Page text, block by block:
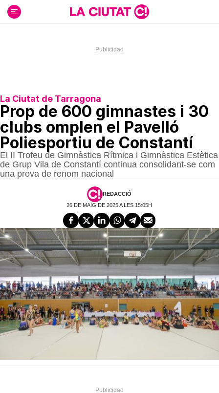
contenido
La Ciutat de Tarragona
Prop de 600 gimnastes i 30
clubs omplen el Pavelló
Poliesportiu de Constantí
El II Trofeu de Gimnàstica Rítmica i Gimnàstica Estètica
de Grup Vila de Constantí continua consolidant-se com
una prova de renom nacional
REDACCIÓ
26 DE MAIG DE 2025 A LES 15:05H